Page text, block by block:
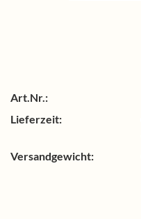
Art.Nr.:
Lieferzeit:
Versandgewicht: